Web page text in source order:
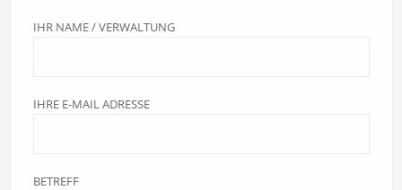
IHR NAME / VERWALTUNG
IHRE E-MAIL ADRESSE
BETREFF